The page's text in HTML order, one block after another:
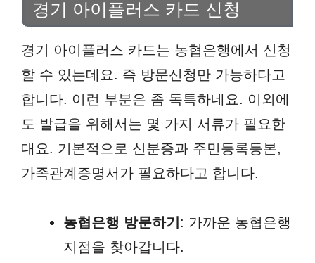
경기 아이플러스 카드 신청
경기 아이플러스 카드는 농협은행에서 신청
할 수 있는데요. 즉 방문신청만 가능하다고
합니다. 이런 부분은 좀 독특하네요. 이외에
도 발급을 위해서는 몇 가지 서류가 필요한
대요. 기본적으로 신분증과 주민등록등본,
가족관계증명서가 필요하다고 합니다.
농협은행 방문하기 : 가까운 농협은행
지점을 찾아갑니다.